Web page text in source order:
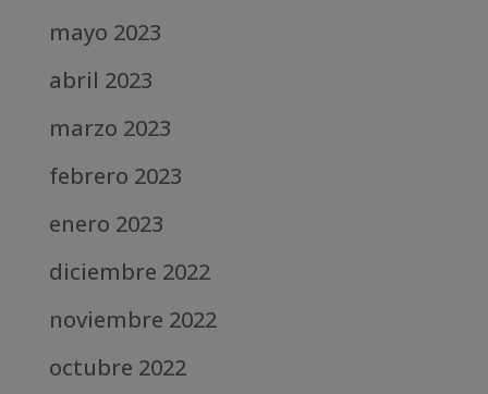
mayo 2023
abril 2023
marzo 2023
febrero 2023
enero 2023
diciembre 2022
noviembre 2022
octubre 2022